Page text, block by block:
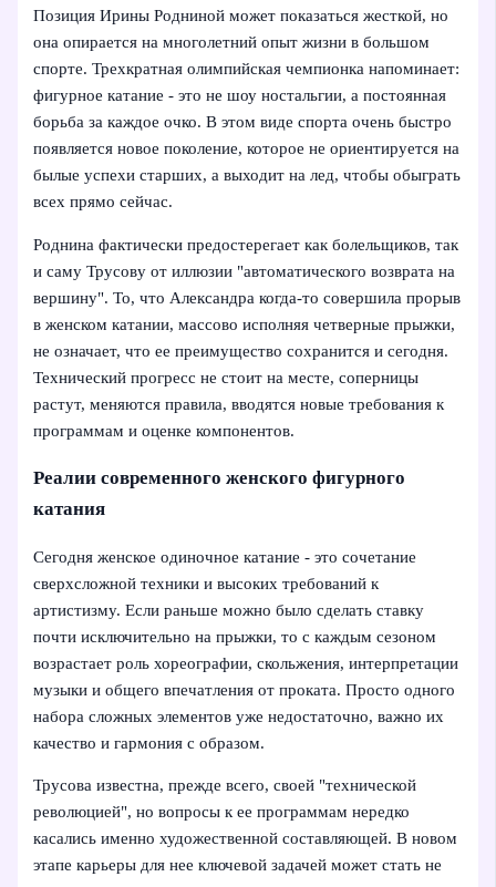
Позиция Ирины Родниной может показаться жесткой, но
она опирается на многолетний опыт жизни в большом
спорте. Трехкратная олимпийская чемпионка напоминает:
фигурное катание - это не шоу ностальгии, а постоянная
борьба за каждое очко. В этом виде спорта очень быстро
появляется новое поколение, которое не ориентируется на
былые успехи старших, а выходит на лед, чтобы обыграть
всех прямо сейчас.
Роднина фактически предостерегает как болельщиков, так
и саму Трусову от иллюзии "автоматического возврата на
вершину". То, что Александра когда‑то совершила прорыв
в женском катании, массово исполняя четверные прыжки,
не означает, что ее преимущество сохранится и сегодня.
Технический прогресс не стоит на месте, соперницы
растут, меняются правила, вводятся новые требования к
программам и оценке компонентов.
Реалии современного женского фигурного
катания
Сегодня женское одиночное катание - это сочетание
сверхсложной техники и высоких требований к
артистизму. Если раньше можно было сделать ставку
почти исключительно на прыжки, то с каждым сезоном
возрастает роль хореографии, скольжения, интерпретации
музыки и общего впечатления от проката. Просто одного
набора сложных элементов уже недостаточно, важно их
качество и гармония с образом.
Трусова известна, прежде всего, своей "технической
революцией", но вопросы к ее программам нередко
касались именно художественной составляющей. В новом
этапе карьеры для нее ключевой задачей может стать не